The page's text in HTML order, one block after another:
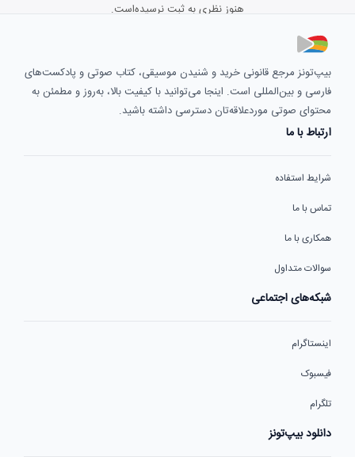
هنوز نظری به ثبت نرسیده‌است.
بیپ‌تونز مرجع قانونی خرید و شنیدن موسیقی، کتاب صوتی و پادکست‌های
فارسی و بین‌المللی است. اینجا می‌توانید با کیفیت بالا، به‌روز و مطمئن به
محتوای صوتی موردعلاقه‌تان دسترسی داشته باشید.
ارتباط با ما
شرایط استفاده
تماس با ما
همکاری با ما
سوالات متداول
شبکه‌های اجتماعی
اینستاگرام
فیسبوک
تلگرام
دانلود بیپ‌تونز